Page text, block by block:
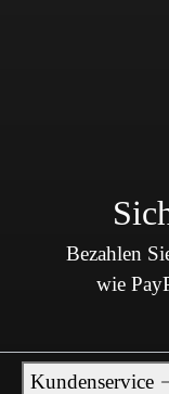
Bezahlen
wie
Kundenservice